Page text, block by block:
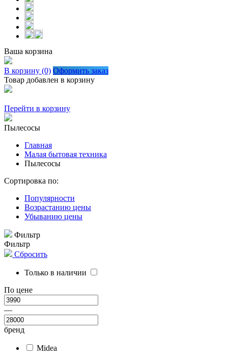
Ваша корзина
В корзину (0) Оформить заказ
Товар добавлен в корзину
Перейти в корзину
Пылесосы
Главная
Малая бытовая техника
Пылесосы
Сортировка по:
Популярности
Возрастанию цены
Убыванию цены
Фильтр
Фильтр
Сбросить
Только в наличии
По цене
—
бренд
Midea